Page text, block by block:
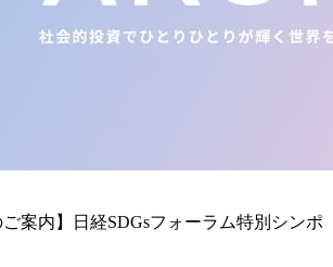
ご案内】日経SDGsフォーラム特別シンポ